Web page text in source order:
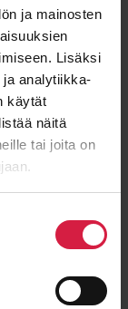
ja mainosten
Lisäksi
analytiikka-
käytät
näitä
tai joita on